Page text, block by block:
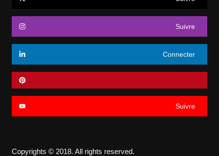
Suivre
Connecter
Suivre
Copyrights © 2018. All rights reserved.